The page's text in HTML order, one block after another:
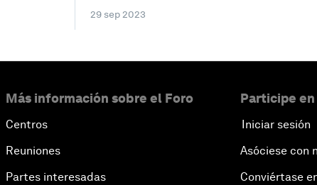
29 sep 2023
Más información sobre el Foro
Centros
Reuniones
Partes interesadas
Participe
Iniciar sesión
Asóciese con
Conviértase